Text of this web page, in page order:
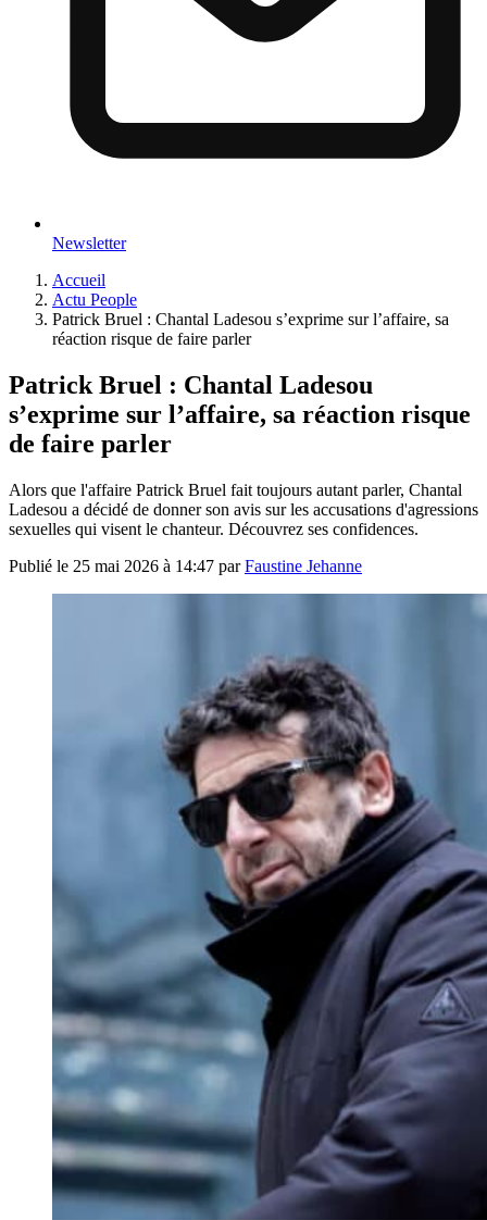
Newsletter
Accueil
Actu People
Patrick Bruel : Chantal Ladesou s’exprime sur l’affaire, sa
réaction risque de faire parler
Patrick Bruel : Chantal Ladesou
s’exprime sur l’affaire, sa réaction risque
de faire parler
Alors que l'affaire Patrick Bruel fait toujours autant parler, Chantal
Ladesou a décidé de donner son avis sur les accusations d'agressions
sexuelles qui visent le chanteur. Découvrez ses confidences.
Publié le 25 mai 2026 à 14:47 parFaustine Jehanne